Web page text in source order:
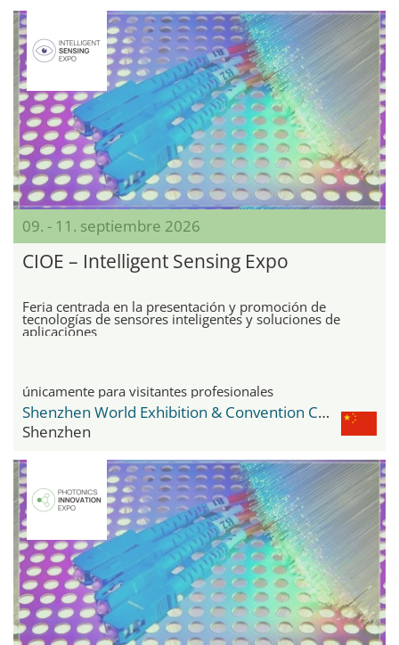
09. - 11. septiembre 2026
CIOE – Intelligent Sensing Expo
Feria centrada en la presentación y promoción de
tecnologías de sensores inteligentes y soluciones de
aplicaciones
únicamente para visitantes profesionales
Shenzhen World Exhibition & Convention Center
Shenzhen